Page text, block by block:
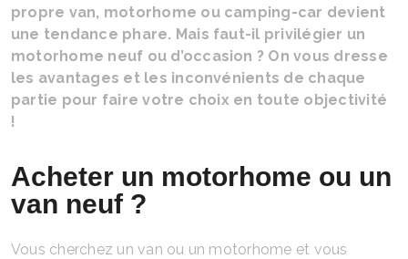
propre van, motorhome ou camping-car devient
une tendance phare. Mais faut-il privilégier un
motorhome neuf ou d’occasion ? On vous dresse
les avantages et les inconvénients de chaque
partie pour faire votre choix en toute objectivité
!
Acheter un motorhome ou un
van neuf ?
Vous cherchez un van ou un motorhome et vous